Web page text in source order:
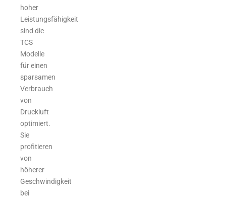
hoher
Leistungsfähigkeit
sind die
TCS
Modelle
für einen
sparsamen
Verbrauch
von
Druckluft
optimiert.
Sie
profitieren
von
höherer
Geschwindigkeit
bei